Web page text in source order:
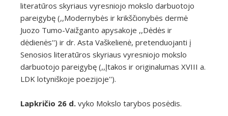
literatūros skyriaus vyresniojo mokslo darbuotojo
pareigybę (,,Modernybės ir krikščionybės dermė
Juozo Tumo-Vaižganto apysakoje ,,Dėdės ir
dėdienės'') ir dr. Asta Vaškelienė, pretenduojanti į
Senosios literatūros skyriaus vyresniojo mokslo
darbuotojo pareigybę (,,Įtakos ir originalumas XVIII a.
LDK lotyniškoje poezijoje'').
Lapkričio 26 d. vyko Mokslo tarybos posėdis.